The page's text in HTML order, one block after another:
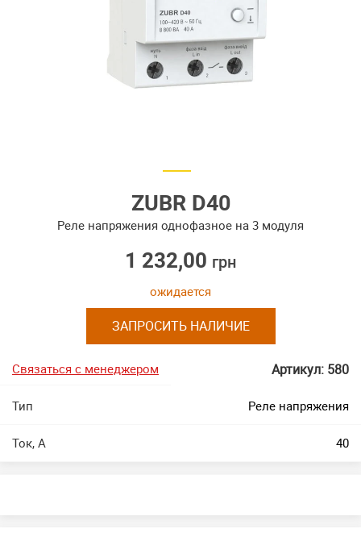
ZUBR D40
Реле напряжения однофазное на 3 модуля
1 232,00 грн
ожидается
ЗАПРОСИТЬ НАЛИЧИЕ
Связаться с менеджером Артикул: 580
Тип Реле напряжения
Ток, А 40